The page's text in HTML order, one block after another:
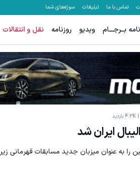
تماس با ما تبلیغات سوژه‌های شما
بــرجـــام ویدیو روزنامه نقل و انتقالات
4.3K بازدید
ایران شد